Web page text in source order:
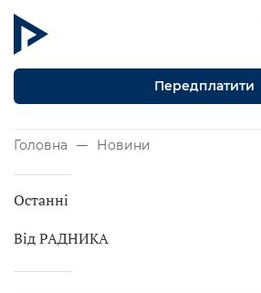
Передплатити
Головна Новини
Останні
Від РАДНИКА